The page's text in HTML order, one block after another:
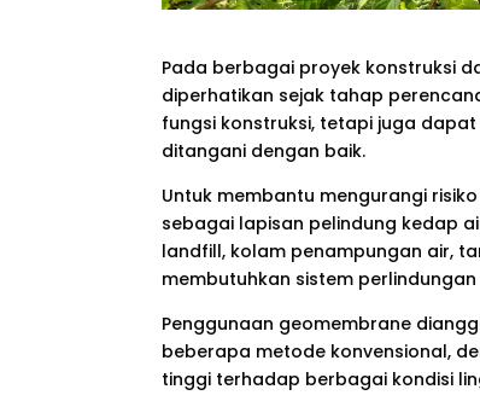
Pada berbagai proyek konstruksi
diperhatikan sejak tahap
fungsi konstruksi, tetapi juga
ditangani dengan baik.
Untuk membantu mengurangi
sebagai lapisan pelindung kedap
landfill, kolam penampungan air,
membutuhkan sistem
Penggunaan geomembrane
beberapa metode konvensional,
tinggi terhadap berbagai kondisi